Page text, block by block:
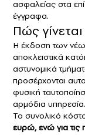
ασφαλείας στα
έγγραφα.
Πώς
Η έκδοση των
αποκλειστικά
αστυνομικά
προσέρχονται
φυσική
αρμόδια υπηρεσία.
Το συνολικό
ευρώ, ενώ για τις